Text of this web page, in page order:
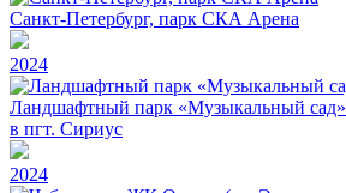
Санкт-Петербург, парк СКА Арена
2024
Ландшафтный парк «Музыкальный сад»
в пгт. Сириус
2024